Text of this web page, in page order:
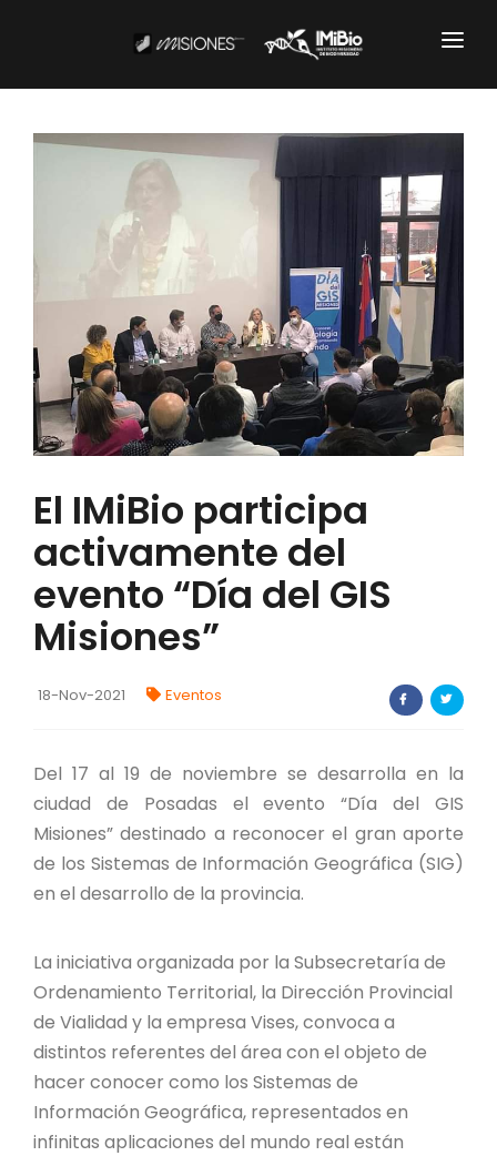
CARTOGRAFÍA
DOCUMENTOS INSTITUCIONALES
EL IMIBIO
Productos y Servicios
RESGUARDO DE COLECCIONES
FORTALECIMIENTO DE RECURSOS
ALIMENTICIOS
BIODIVERSIDAD Y ALIMENTACIÓN
INVENTARIO DE LA BIODIVERSIDAD MISIONERA
FORMULARIO DE REGISTRO DE
INVESTIGADORES
AUTORIZACIONES
PROGRAMAS Y PROYECTOS
PROGRAMAS
PROYECTO ÁGUILAS DE MISIONES
MONUMENTOS NATURALES
REPOSITORIO
El IMiBio participa
activamente del
evento “Día del GIS
Misiones”
18-Nov-2021 Eventos
Del 17 al 19 de noviembre se desarrolla en la
ciudad de Posadas el evento “Día del GIS
Misiones” destinado a reconocer el gran aporte
de los Sistemas de Información Geográfica (SIG)
en el desarrollo de la provincia.
La iniciativa organizada por la Subsecretaría de
Ordenamiento Territorial, la Dirección Provincial
de Vialidad y la empresa Vises, convoca a
distintos referentes del área con el objeto de
hacer conocer como los Sistemas de
Información Geográfica, representados en
infinitas aplicaciones del mundo real están